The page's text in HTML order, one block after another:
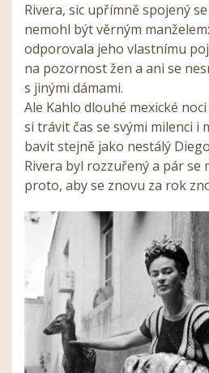
Rivera, sic upřímně spojený
nemohl být věrným
odporovala jeho vlastnímu
na pozornost žen a ani se
s jinými dámami.
Ale Kahlo dlouhé mexické
si trávit čas se svými milenci i
bavit stejně jako nestálý
Rivera byl rozzuřený a pár se
proto, aby se znovu za rok